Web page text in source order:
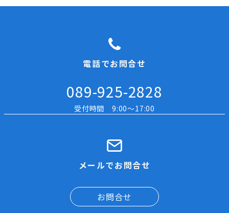
電話でお問合せ
089-925-2828
受付時間 9:00～17:00
メールでお問合せ
お問合せ